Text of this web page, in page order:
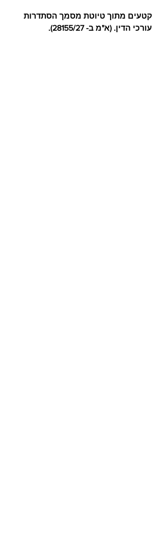
קטעים מתוך טיוטת מסמך הסתדרות
עורכי הדין. (א"מ ב- 28155/27).